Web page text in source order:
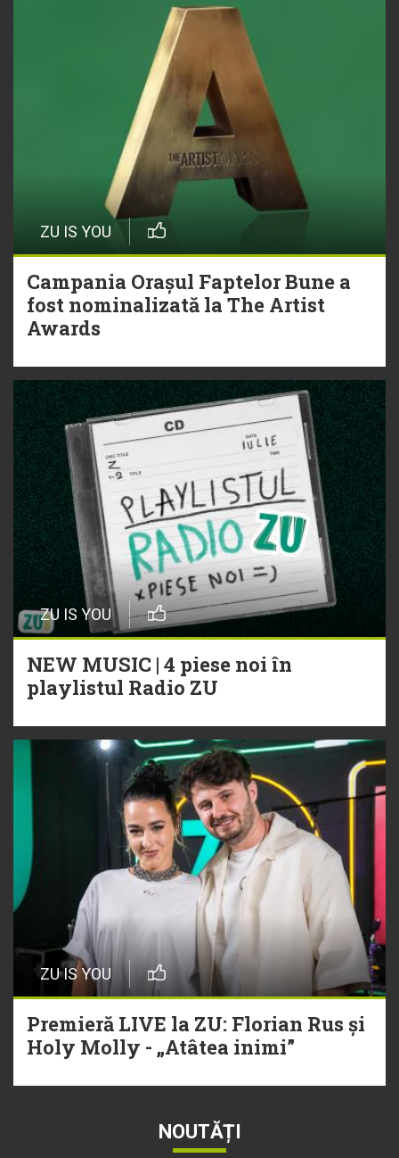
ZU IS YOU
Campania Orașul Faptelor Bune a
fost nominalizată la The Artist
Awards
ZU IS YOU
NEW MUSIC | 4 piese noi în
playlistul Radio ZU
ZU IS YOU
Premieră LIVE la ZU: Florian Rus și
Holy Molly - „Atâtea inimi”
NOUTĂȚI